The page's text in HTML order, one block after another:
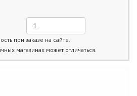
при заказе на сайте.
магазинах может отличаться.